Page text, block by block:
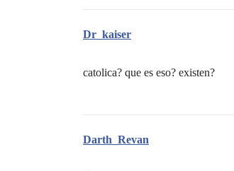
Dr_kaiser
catolica? que es eso? existen?
Darth_Revan